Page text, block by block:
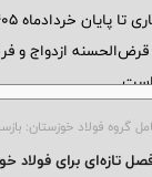
قرض‌الحسنه ازدواج و
است.
گروه فولاد خوزستان:
تازه‌ای برای